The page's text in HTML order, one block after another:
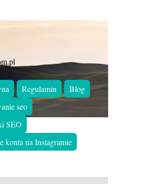
Regulamin
Blog
seo
SEO
konta na Instagramie